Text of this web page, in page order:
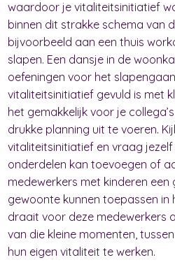
waardoor je vitaliteitsinitiatief
binnen dit strakke schema van
bijvoorbeeld aan een thuis
slapen. Een dansje in de
oefeningen voor het
vitaliteitsinitiatief gevuld is met
het gemakkelijk voor je
drukke planning uit te voeren.
vitaliteitsinitiatief en vraag
onderdelen kan toevoegen of
medewerkers met kinderen een
gewoonte kunnen toepassen in
draait voor deze medewerkers
van die kleine momenten,
hun eigen vitaliteit te werken.